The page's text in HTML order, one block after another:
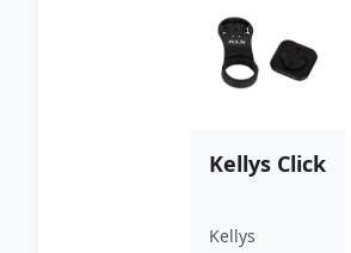
Kellys Click
Kellys